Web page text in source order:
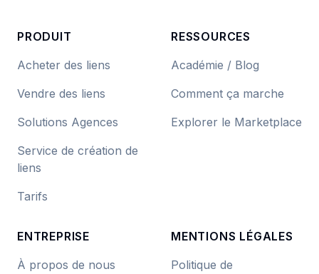
PRODUIT
Acheter des liens
Vendre des liens
Solutions Agences
Service de création de
liens
Tarifs
RESSOURCES
Académie / Blog
Comment ça marche
Explorer le Marketplace
ENTREPRISE
À propos de nous
MENTIONS LÉGALES
Politique de